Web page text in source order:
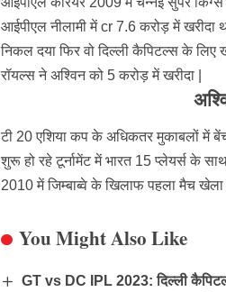
आईपीएल नीलामी में cr 7.6 करोड़ में
निकल दया फिर वो दिल्ली कैपिटल्स के
रॉयल्स ने अश्विन को 5 करोड़ में खरीदा |
टी 20 एशिया कप के अधिकतर मुकाबलों में
शुरू हो रहे टूर्नामेंट में भारत 15 प्लेयर्स के
2010 में जिम्बाब्वे के खिलाफ पहला मैच
You Might Also Like
GT vs DC IPL 2023: दिल्ली